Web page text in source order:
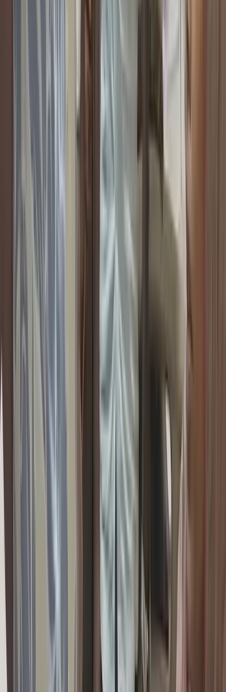
বিমানবন্দর থেকে ডন গ্রেপ্তার,
সিআইডির কাছে হস্তান্তর
উপজেলা স্বাস্থ্য কমপ্লেক্সে
জলাতঙ্কের টিকা নেই, চাঁদপুরের
সিভিল সার্জনকে বদলি